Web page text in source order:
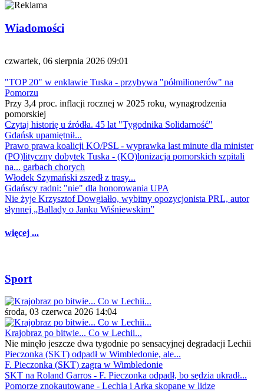
Wiadomości
czwartek, 06 sierpnia 2026 09:01
"TOP 20" w enklawie Tuska - przybywa "półmilionerów" na
Pomorzu
Przy 3,4 proc. inflacji rocznej w 2025 roku, wynagrodzenia
pomorskiej
Czytaj historię u źródła. 45 lat "Tygodnika Solidarność"
Gdańsk upamiętnił...
Prawo prawa koalicji KO/PSL - wyprawka last minute dla minister
(PO)lityczny dobytek Tuska - (KO)lonizacja pomorskich szpitali
na... garbach chorych
Włodek Szymański zszedł z trasy...
Gdańscy radni: "nie" dla honorowania UPA
Nie żyje Krzysztof Dowgiałło, wybitny opozycjonista PRL, autor
słynnej „Ballady o Janku Wiśniewskim”
więcej ...
Sport
środa, 03 czerwca 2026 14:04
Krajobraz po bitwie... Co w Lechii...
Nie minęło jeszcze dwa tygodnie po sensacyjnej degradacji Lechii
Pieczonka (SKT) odpadł w Wimbledonie, ale...
F. Pieczonka (SKT) zagra w Wimbledonie
SKT na Roland Garros - F. Pieczonka odpadł, bo sędzia ukradł...
Pomorze znokautowane - Lechia i Arka skopane w lidze